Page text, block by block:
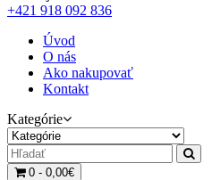
+421 918 092 836
Úvod
O nás
Ako nakupovať
Kontakt
Kategórie
0 - 0,00€